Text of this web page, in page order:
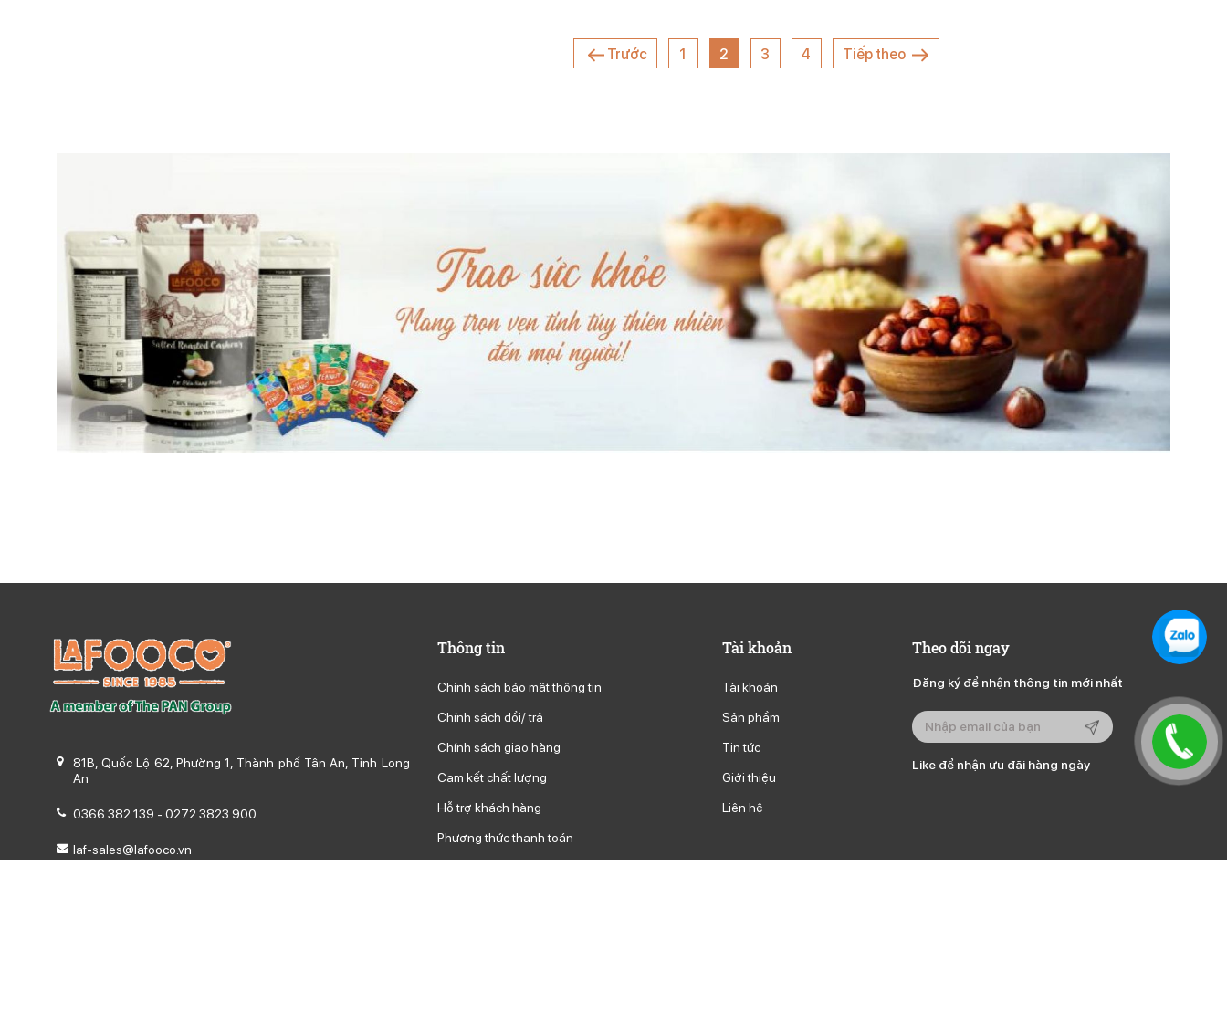
Trước 1 2 3 4 Tiếp theo
81B, Quốc Lộ 62, Phường 1, Thành phố Tân An, Tỉnh Long
An
0366 382 139 - 0272 3823 900
laf-sales@lafooco.vn
Thông tin
Chính sách bảo mật thông tin
Chính sách đổi/ trả
Chính sách giao hàng
Cam kết chất lượng
Hỗ trợ khách hàng
Phương thức thanh toán
Tài khoản
Tài khoản
Sản phầm
Tin tức
Giới thiệu
Liên hệ
Theo dõi ngay
Đăng ký để nhận thông tin mới nhất
Like để nhận ưu đãi hàng ngày